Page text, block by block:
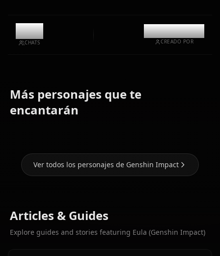
5.4k
CHATS
@kinayymon
CREADO POR
Más personajes que te
encantarán
Ganyu
(Genshin
Hu Tao
Ver todos los personajes de Genshin Impact
Articles & Guides
Explore guides and stories featuring Eula (Genshin Impact)